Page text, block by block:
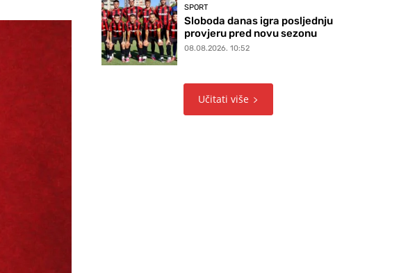
SPORT
Sloboda danas igra posljednju
provjeru pred novu sezonu
08.08.2026. 10:52
Učitati više